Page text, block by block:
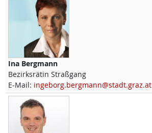
Ina Bergmann
Bezirksrätin Straßgang
E-Mail: ingeborg.bergmann@stadt.graz.at